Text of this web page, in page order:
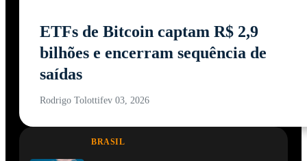
ETFs de Bitcoin captam R$ 2,9
bilhões e encerram sequência de
saídas
Rodrigo Tolottifev 03, 2026
BRASIL